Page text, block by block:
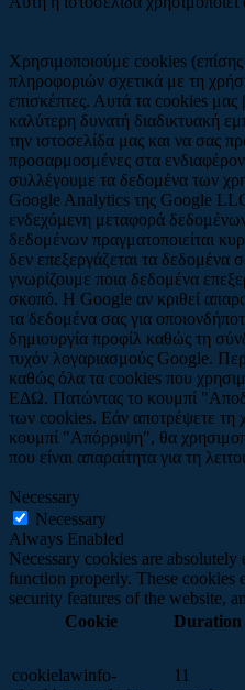
Χρησιμοποιούμε cookies
πληροφοριών σχετικά με τη
επισκέπτες. Αυτά τα cookies
καλύτερη δυνατή διαδικτυακή
την ιστοσελίδα μας και να σας
προσαρμοσμένες στα
συλλέγουμε τα δεδομένα των
Google Analytics της Google
ενδεχόμενη μεταφορά
δεδομένων πραγματοποιείται
δεν επεξεργάζεται τα δεδομένα
γνωρίζουμε ποια δεδομένα
σκοπό. Η Google αν κριθεί
τα δεδομένα σας για
δημιουργία προφίλ καθώς τη
τυχόν λογαριασμούς Google.
καθώς όλα τα cookies που
ΕΔΩ. Πατώντας το κουμπί
των cookies. Εάν αποτρέψετε τη
κουμπί "Απόρριψη", θα
που είναι απαραίτητα για τη
Necessary
Necessary
Always Enabled
Necessary cookies are absolutely
function properly. These cookies
security features of the website,
Cookie
Duration
cookielawinfo-
11